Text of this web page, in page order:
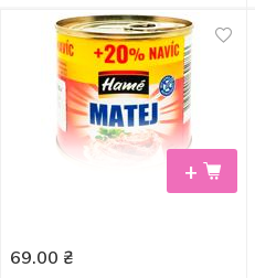
+
69.00 ₴